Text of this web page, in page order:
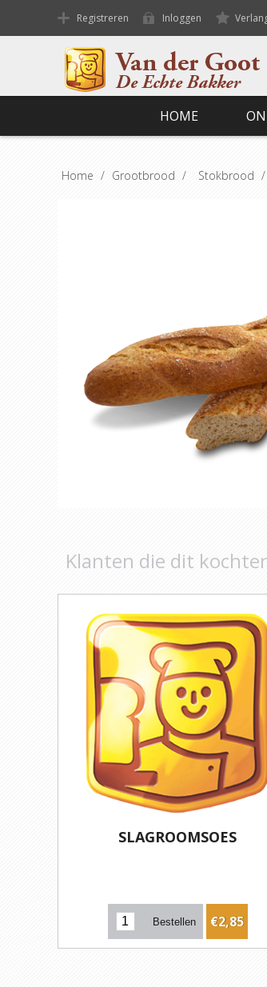
Registreren Inloggen
HOME
Home / Grootbrood / Stokbrood /
Klanten die dit
SLAGROOMSOES
€2,85